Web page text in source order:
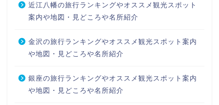
近江八幡の旅行ランキングやオススメ観光スポット
案内や地図・見どころや名所紹介
金沢の旅行ランキングやオススメ観光スポット案内
や地図・見どころや名所紹介
銀座の旅行ランキングやオススメ観光スポット案内
や地図・見どころや名所紹介